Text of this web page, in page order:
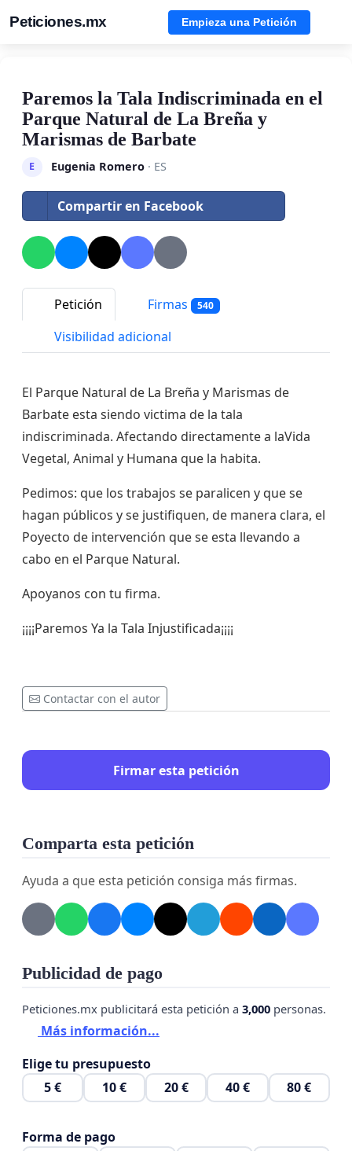
Peticiones.mx Empieza una Petición
Paremos la Tala Indiscriminada en el
Parque Natural de La Breña y
Marismas de Barbate
E Eugenia Romero· ES
Compartir en Facebook
Petición Firmas 540
Visibilidad adicional
El Parque Natural de La Breña y Marismas de
Barbate esta siendo victima de la tala
indiscriminada. Afectando directamente a laVida
Vegetal, Animal y Humana que la habita.
Pedimos: que los trabajos se paralicen y que se
hagan públicos y se justifiquen, de manera clara, el
Poyecto de intervención que se esta llevando a
cabo en el Parque Natural.
Apoyanos con tu firma.
¡¡¡¡Paremos Ya la Tala Injustificada¡¡¡¡
Contactar con el autor
Firmar esta petición
Comparta esta petición
Ayuda a que esta petición consiga más firmas.
Publicidad de pago
Peticiones.mx publicitará esta petición a 3,000 personas.
Más información...
Elige tu presupuesto
5 €
10 € 20 € 40 € 80 €
Forma de pago